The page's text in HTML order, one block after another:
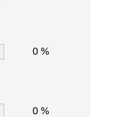
0 %
0 %